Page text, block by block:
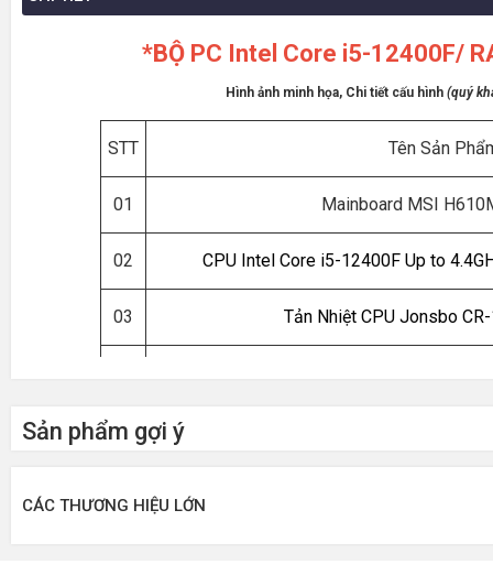
*BỘ PC Intel Core i5-12400F/
Hình ảnh minh họa, Chi tiết cấu hình (quý
STT Tên Sản
01 Mainboard MSI
02 CPU Intel Core i5-12400F Up to
03 Tản Nhiệt CPU Jonsbo
05
Sản phẩm gợi ý
CÁC THƯƠNG HIỆU LỚN